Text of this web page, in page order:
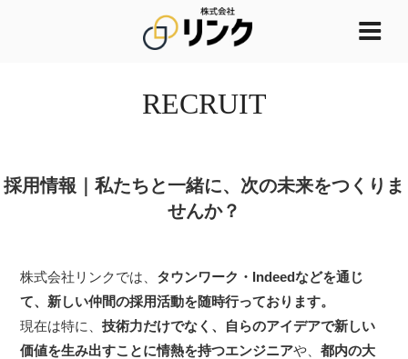
ッ
株式会社リン
日本の起業家をもっと多
RECRUIT
採用情報｜私たちと一緒に、次の未来をつくりま
せんか？
株式会社リンクでは、 タウンワーク・Indeedなどを通じ
て、新しい仲間の採用活動を随時行っております。
現在は特に、技術力だけでなく、自らのアイデアで新しい
価値を生み出すことに情熱を持つエンジニアや、都内の大